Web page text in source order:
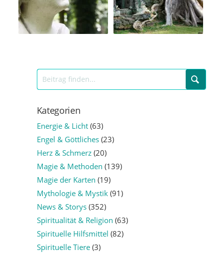
Kategorien
Energie & Licht(63)
Engel & Göttliches(23)
Herz & Schmerz(20)
Magie & Methoden (139)
Magie der Karten (19)
Mythologie & Mystik(91)
News & Storys(352)
Spiritualität & Religion (63)
Spirituelle Hilfsmittel (82)
Spirituelle Tiere(3)